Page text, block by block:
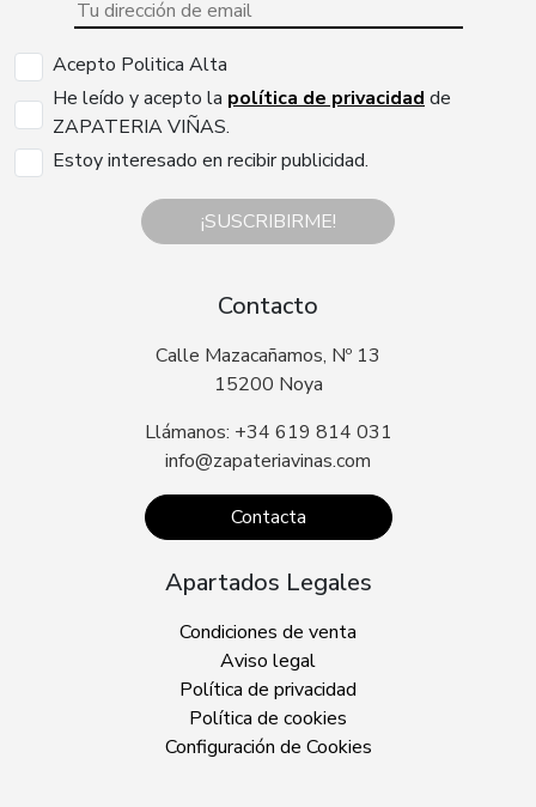
Acepto Politica Alta
He leído y acepto la política de privacidad de
ZAPATERIA VIÑAS.
Estoy interesado en recibir publicidad.
¡SUSCRIBIRME!
Contacto
Calle Mazacañamos, Nº 13
15200 Noya
Llámanos: +34 619 814 031
info@zapateriavinas.com
Contacta
Apartados Legales
Condiciones de venta
Aviso legal
Política de privacidad
Política de cookies
Configuración de Cookies